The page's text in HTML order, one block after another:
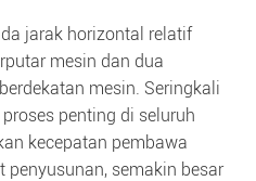
jarak horizontal relatif
mesin dan dua
mesin. Seringkali
penting di seluruh
kecepatan pembawa
penyusunan, semakin besar